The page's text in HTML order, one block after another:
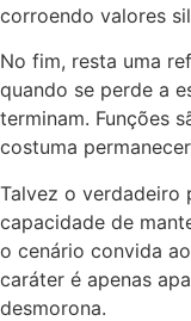
corroendo valores
No fim, resta uma
quando se perde a
terminam. Funções
costuma
Talvez o verdadeiro
capacidade de
o cenário convida
caráter é apenas
desmorona.